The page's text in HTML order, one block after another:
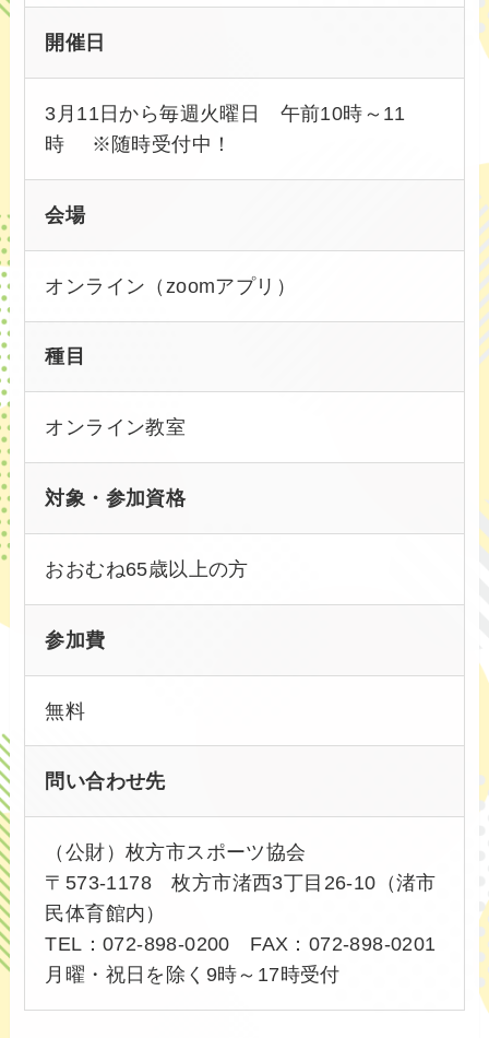
開催日
3月11日から毎週火曜日 午前10時～11
時 ※随時受付中！
会場
オンライン（zoomアプリ）
種目
オンライン教室
対象・参加資格
おおむね65歳以上の方
参加費
無料
問い合わせ先
（公財）枚方市スポーツ協会
〒573-1178 枚方市渚西3丁目26-10（渚市
民体育館内）
TEL：072-898-0200 FAX：072-898-0201
月曜・祝日を除く9時～17時受付